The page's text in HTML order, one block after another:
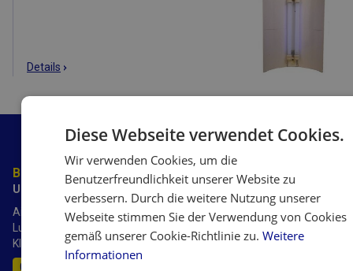
Details
Benötigen Sie Beratung?
Unsere Experten helfen Ihnen gerne weiter.
AirSain verfügt über mehr als 20 Jahre Erfahrung mit
Luftbefeuchtern, Luftreinigern, Luftentfeuchtern und
Klimaanlagen.
0245 6994 3999
Diese Webseite verwendet Cookies.
Wir verwenden Cookies, um die
Benutzerfreundlichkeit unserer Website zu
verbessern. Durch die weitere Nutzung unserer
Webseite stimmen Sie der Verwendung von Cookies
gemäß unserer Cookie-Richtlinie zu. Weitere
Informationen